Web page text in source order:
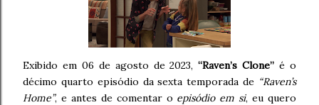
Exibido em 06 de agosto de 2023,“Raven’s Clone” é o
décimo quarto episódio da sexta temporada de “Raven’s
Home”, e antes de comentar o episódio em si, eu quero